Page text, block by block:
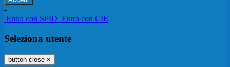
-
Entra con SPID Entra con CIE
Seleziona utente
button close ×